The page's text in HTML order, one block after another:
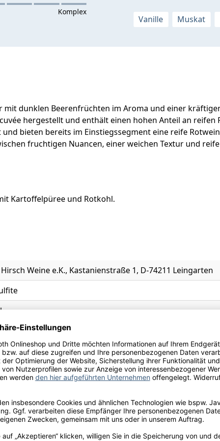
Vanille Muskat
mit dunklen Beerenfrüchten im Aroma und einer
hergestellt und enthält einen hohen Anteil an
bieten bereits im Einstiegssegment eine reife
fruchtigen Nuancen, einer weichen Textur und
Kartoffelpüree und Rotkohl.
Weine e.K., Kastanienstraße 1, D-74211 Leingarten
Cassis, Muskat, Vanille